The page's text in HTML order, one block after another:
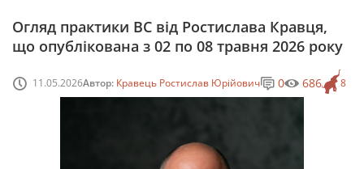
Огляд практики ВС від Ростислава Кравця,
що опублікована з 02 по 08 травня 2026 року
11.05.2026Автор: Кравець Ростислав Юрійович 8
0 686